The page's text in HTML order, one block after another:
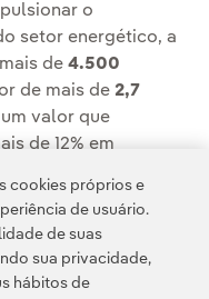
o
setor energético, a
de 4.500
de mais de 2,7
um valor que
de 12% em
cookies próprios e
de usuário.
de suas
sua privacidade,
hábitos de